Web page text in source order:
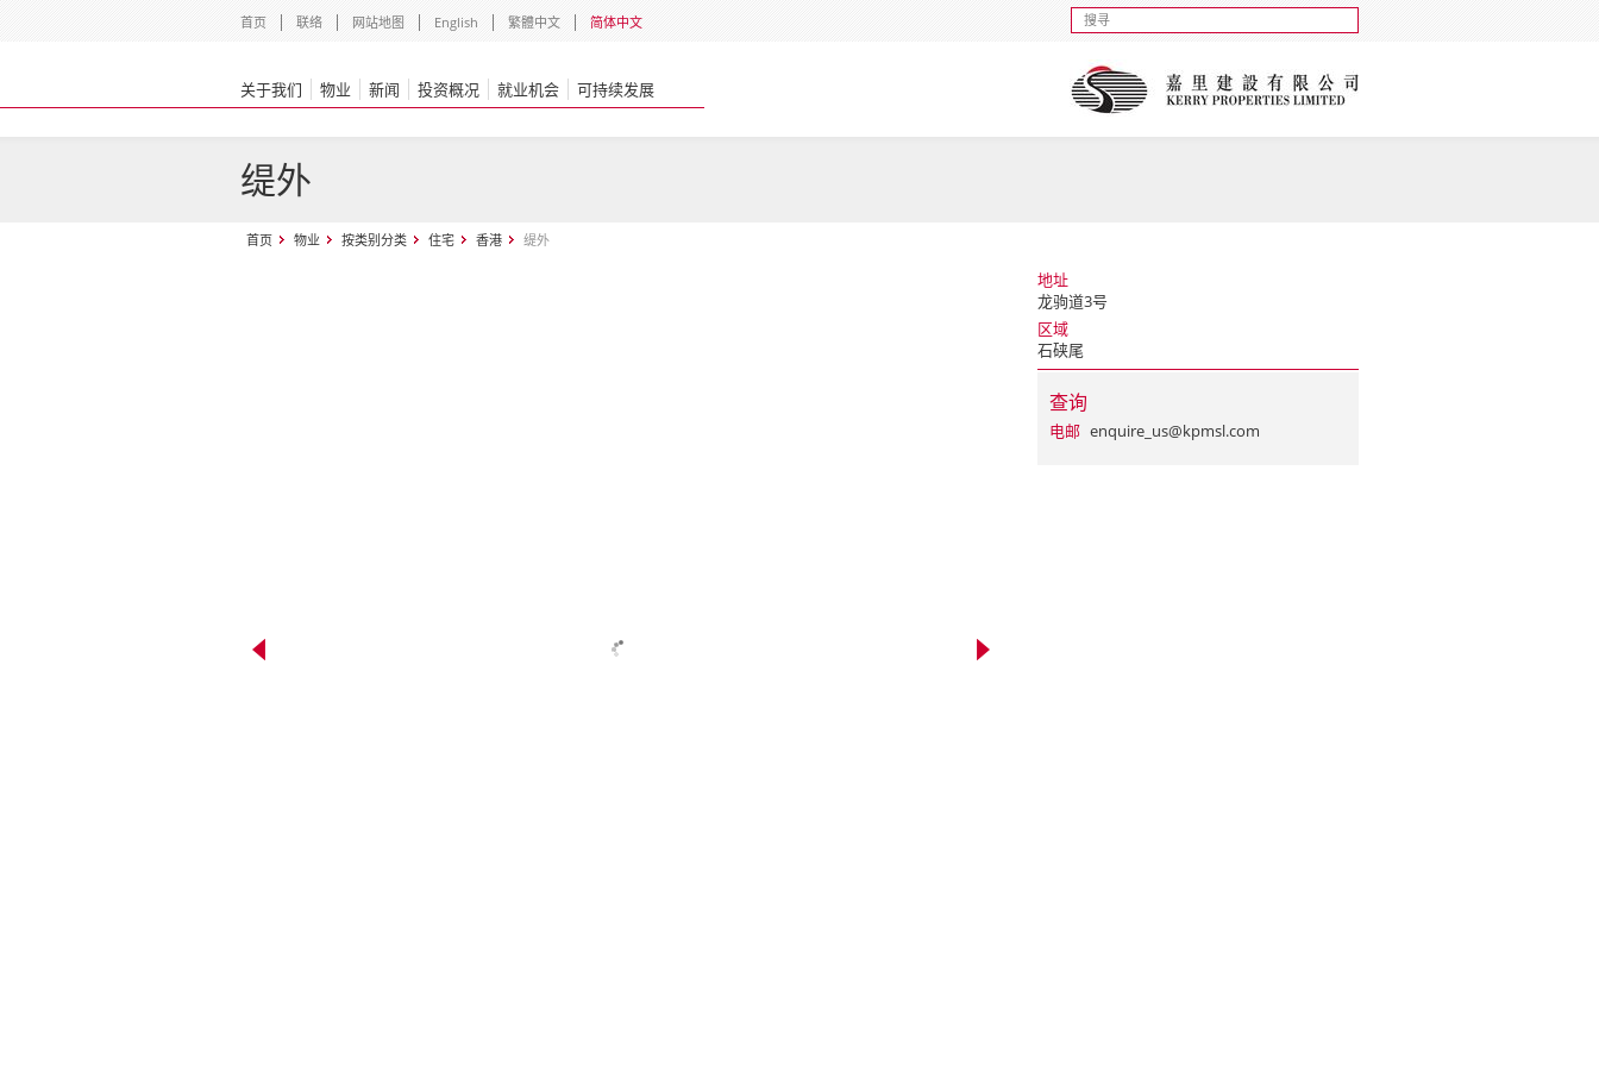
首页 联络 网站地图 English 繁體中文 简体中文
关于我们 物业 新闻 投资概况 就业机会 可持续发展
缇外
首页 物业 按类别分类 住宅 香港 缇外
地址
龙驹道3号
区域
石硖尾
查询
电邮 enquire_us@kpmsl.com